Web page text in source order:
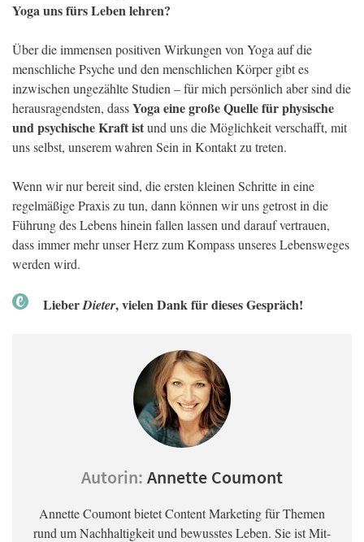
Yoga uns fürs Leben lehren?
Über die immensen positiven Wirkungen von Yoga auf die
menschliche Psyche und den menschlichen Körper gibt es
inzwischen ungezählte Studien – für mich persönlich aber sind die
herausragendsten, dassYoga eine große Quelle für physische
und psychische Kraft istund uns die Möglichkeit verschafft, mit
uns selbst, unserem wahren Sein in Kontakt zu treten.
Wenn wir nur bereit sind, die ersten kleinen Schritte in eine
regelmäßige Praxis zu tun, dann können wir uns getrost in die
Führung des Lebens hinein fallen lassen und darauf vertrauen,
dass immer mehr unser Herz zum Kompass unseres Lebensweges
werden wird.
LieberDieter, vielen Dank für dieses Gespräch!
Autorin: Annette Coumont
Annette Coumont bietet Content Marketing für Themen
rund um Nachhaltigkeit und bewusstes Leben. Sie ist Mit-